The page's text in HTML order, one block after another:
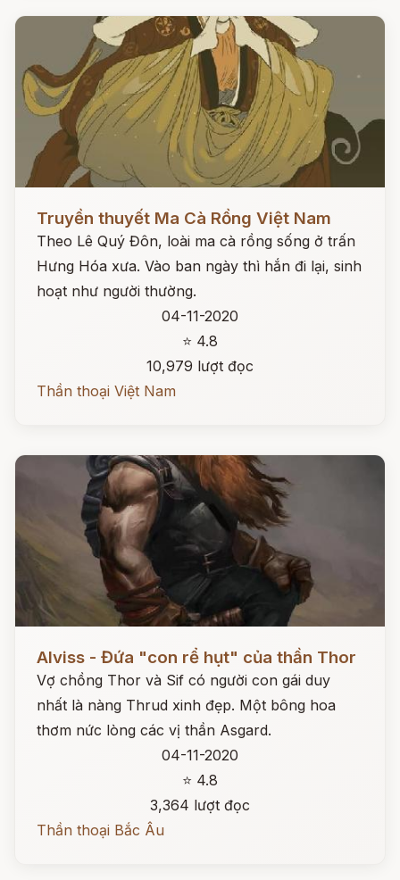
Đọc ngay
Truyền thuyết Ma Cà Rồng Việt Nam
Theo Lê Quý Đôn, loài ma cà rồng sống ở trấn
Hưng Hóa xưa. Vào ban ngày thì hắn đi lại, sinh
hoạt như người thường.
04-11-2020
⭐ 4.8
10,979 lượt đọc
Thần thoại Việt Nam
Alviss - Đứa "con rể hụt" của thần Thor
Vợ chồng Thor và Sif có người con gái duy
nhất là nàng Thrud xinh đẹp. Một bông hoa
thơm nức lòng các vị thần Asgard.
04-11-2020
⭐ 4.8
3,364 lượt đọc
Thần thoại Bắc Âu